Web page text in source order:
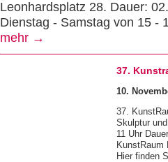
Leonhardsplatz 28. Dauer:
Dienstag - Samstag von 15 -
mehr →
37.
10.
37.
Skulptur
11 Uhr
KunstRaum
Hier finden